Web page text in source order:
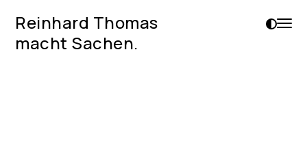
Reinhard Thomas
macht Sachen.